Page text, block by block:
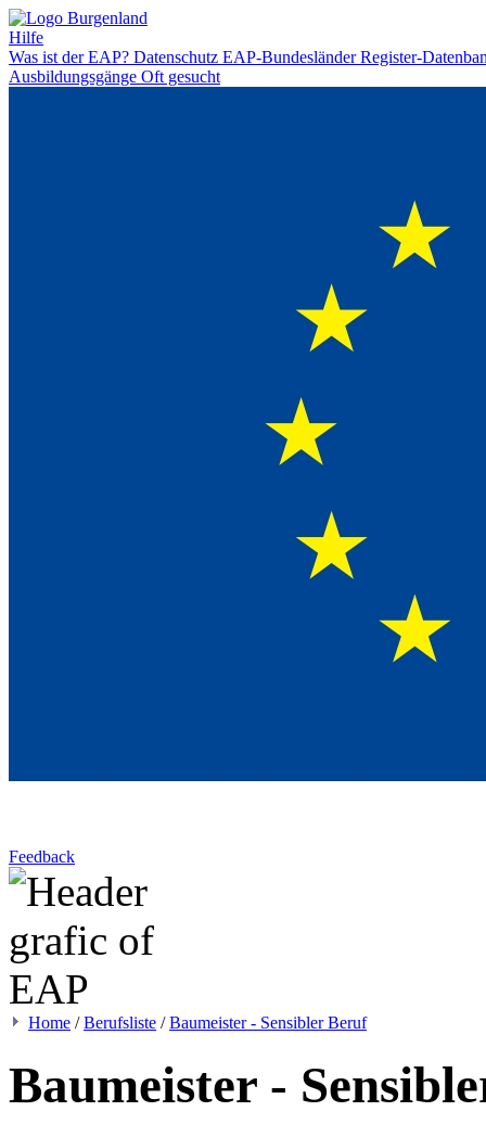
Hilfe
Was ist der EAP? Datenschutz EAP-BundesländerRegister-
Ausbildungsgänge Oft gesucht
Feedback
Home /Berufsliste /Baumeister - Sensibler Beruf
Baumeister -